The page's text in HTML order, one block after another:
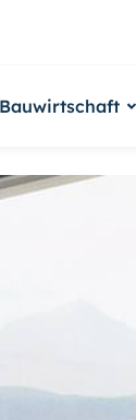
Bauwirtschaft